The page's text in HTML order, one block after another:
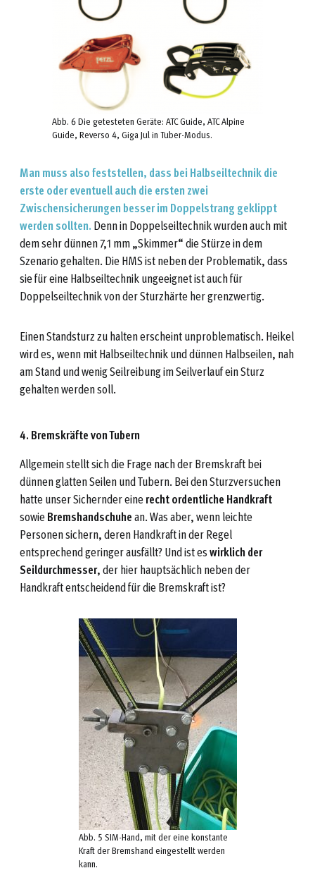
Abb. 6 Die getesteten Geräte: ATC Guide, ATC Alpine
Guide, Reverso 4, Giga Jul in Tuber-Modus.
Man muss also feststellen, dass bei Halbseiltechnik die
erste oder eventuell auch die ersten zwei
Zwischensicherungen besser im Doppelstrang geklippt
werden sollten. Denn in Doppelseiltechnik wurden auch mit
dem sehr dünnen 7,1 mm „Skimmer“ die Stürze in dem
Szenario gehalten. Die HMS ist neben der Problematik, dass
sie für eine Halbseiltechnik ungeeignet ist auch für
Doppelseiltechnik von der Sturzhärte her grenzwertig.
Einen Standsturz zu halten erscheint unproblematisch. Heikel
wird es, wenn mit Halbseiltechnik und dünnen Halbseilen, nah
am Stand und wenig Seilreibung im Seilverlauf ein Sturz
gehalten werden soll.
4. Bremskräfte von Tubern
Allgemein stellt sich die Frage nach der Bremskraft bei
dünnen glatten Seilen und Tubern. Bei den Sturzversuchen
hatte unser Sichernder einerecht ordentliche Handkraft
sowieBremshandschuhean. Was aber, wenn leichte
Personen sichern, deren Handkraft in der Regel
entsprechend geringer ausfällt? Und ist eswirklich der
Seildurchmesser, der hier hauptsächlich neben der
Handkraft entscheidend für die Bremskraft ist?
Abb. 5 SIM-Hand, mit der eine konstante
Kraft der Bremshand eingestellt werden
kann.